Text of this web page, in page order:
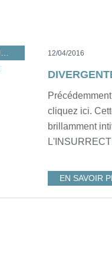
12/04/2016
cliquez ici.
brillamment
EN SAVOIR